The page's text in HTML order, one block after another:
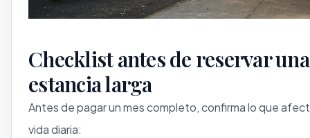
Checklist antes de reservar una
estancia larga
Antes de pagar un mes completo, confirma lo que
vida diaria: